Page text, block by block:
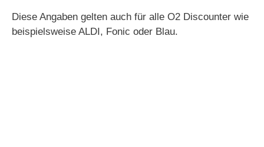
d
Diese Angaben gelten auch für alle O2 Discounter wie
beispielsweise ALDI, Fonic oder Blau.